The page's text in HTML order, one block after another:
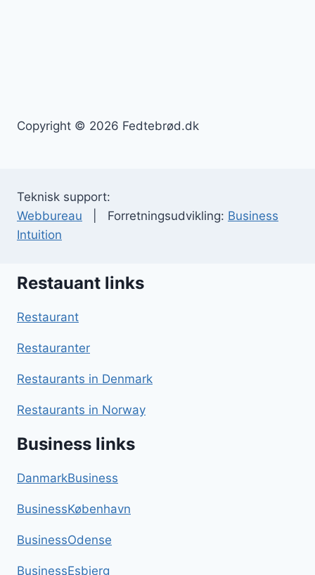
Copyright © 2026 Fedtebrød.dk
Teknisk support:
Webbureau | Forretningsudvikling: Business
Intuition
Restauant links
Restaurant
Restauranter
Restaurants in Denmark
Restaurants in Norway
Business links
DanmarkBusiness
BusinessKøbenhavn
BusinessOdense
BusinessEsbjerg